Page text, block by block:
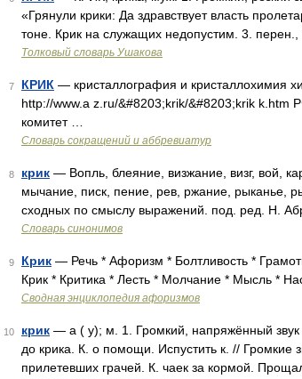
«Грянули крики: Да здравствует власть
тоне. Крик на служащих недопустим. 3.
Толковый словарь Ушакова
7 КРИК — кристаллография и кристаллохимия
http://www.a z.ru/&#8203;krik/&#8203;krik k.htm
комитет …
Словарь сокращений и аббревиатур
8 крик — Вопль, блеяние, визжание, визг, вой,
мычание, писк, пение, рев, ржание, рыканье,
сходных по смыслу выражений. под. ред. Н.
Словарь синонимов
9 Крик — Речь * Афоризм * Болтливость *
Крик * Критика * Лесть * Молчание * Мысль *
Сводная энциклопедия афоризмов
10 крик — а ( у); м. 1. Громкий, напряжённый звук
до крика. К. о помощи. Испустить к. // Громкие
прилетевших грачей. К. чаек за кормой.